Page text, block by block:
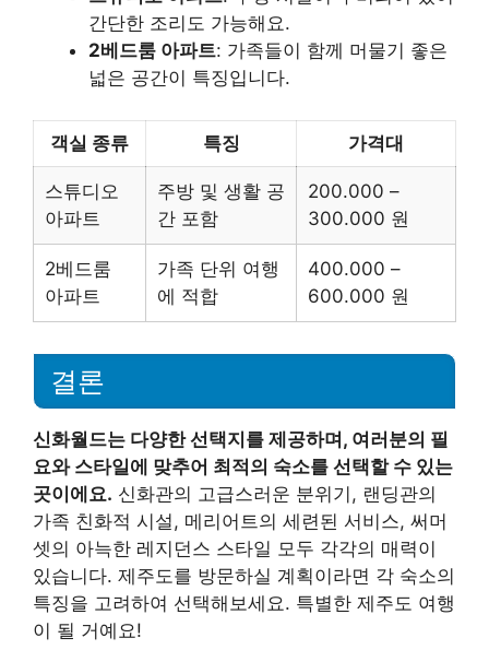
간단한 조리도 가능해요.
2베드룸 아파트: 가족들이 함께 머물기 좋은
넓은 공간이 특징입니다.
객실 종류 특징 가격대
스튜디오
아파트
주방 및 생활 공
간 포함
200.000 –
300.000 원
2베드룸
아파트
가족 단위 여행
에 적합
400.000 –
600.000 원
결론
신화월드는 다양한 선택지를 제공하며, 여러분의 필
요와 스타일에 맞추어 최적의 숙소를 선택할 수 있는
곳이에요. 신화관의 고급스러운 분위기, 랜딩관의
가족 친화적 시설, 메리어트의 세련된 서비스, 써머
셋의 아늑한 레지던스 스타일 모두 각각의 매력이
있습니다. 제주도를 방문하실 계획이라면 각 숙소의
특징을 고려하여 선택해보세요. 특별한 제주도 여행
이 될 거예요!